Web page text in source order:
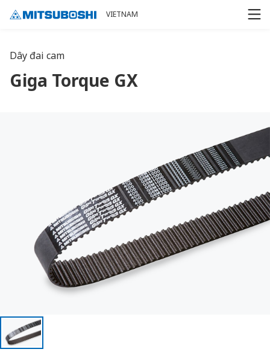
VIETNAM
Dây đai cam
Giga Torque GX
Cookieの設定